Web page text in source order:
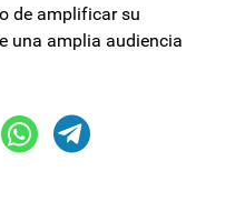
de amplificar su
una amplia audiencia